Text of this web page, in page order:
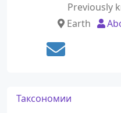
Previously
Earth
Таксономии